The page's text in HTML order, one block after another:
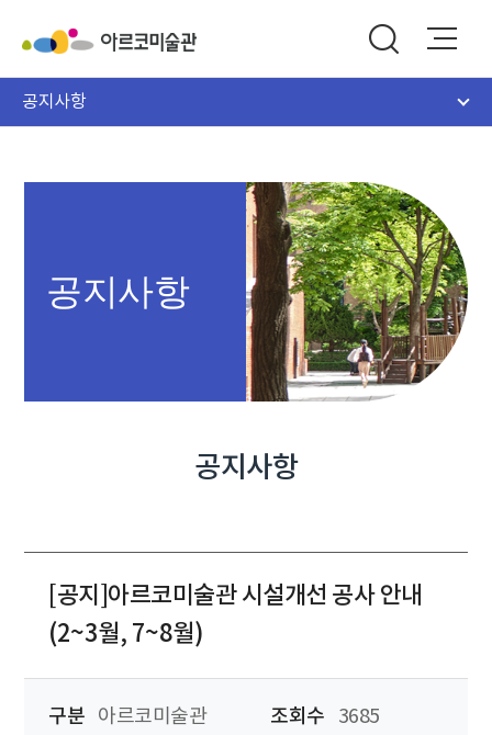
공지사항
공지사항
공지사항
[공지]아르코미술관 시설개선 공사 안내
(2~3월, 7~8월)
구분 아르코미술관 조회수
3685